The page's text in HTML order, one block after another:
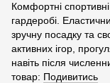
Комфортні
гардеробі.
зручну посадку та
активних ігор,
навіть після
товар: Подивитись